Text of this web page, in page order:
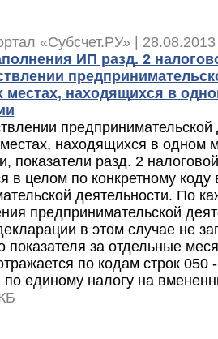
«Субсчет.РУ» |
ИП разд. 2
местах, находящихся в
предпринимательской
местах, находящихся в одном
показатели разд. 2
в целом по конкретному коду
деятельности. По
предпринимательской
в этом случае не
показателя за отдельные
по кодам строк 050
по единому налогу на